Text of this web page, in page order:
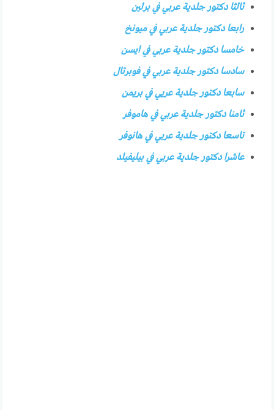
ثالثا دكتور جلدية عربي في برلين
رابعا دكتور جلدية عربي في ميونخ
خامسا دكتور جلدية عربي في ايسن
سادسا دكتور جلدية عربي في فوبرتال
سابعا دكتور جلدية عريي في بريمن
ثامنا دكتور جلدية عربي في هاموفر
تاسعا دكتور جلدية عربي في هانوفر
عاشرا دكتور جلدية عربي في بيليفيلد